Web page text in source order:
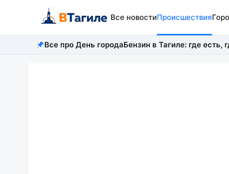
Все новостиПроисшествия
Все про День городаБензин в Тагиле: где есть,